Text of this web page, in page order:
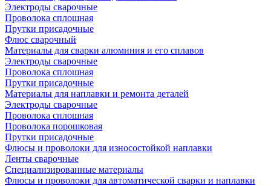
Электроды сварочные
Проволока сплошная
Прутки присадочные
Флюс сварочный
Материалы для сварки алюминия и его сплавов
Электроды сварочные
Проволока сплошная
Прутки присадочные
Материалы для наплавки и ремонта деталей
Электроды сварочные
Проволока сплошная
Проволока порошковая
Прутки присадочные
Флюсы и проволоки для износостойкой наплавки
Ленты сварочные
Специализированные материалы
Флюсы и проволоки для автоматической сварки и наплавки